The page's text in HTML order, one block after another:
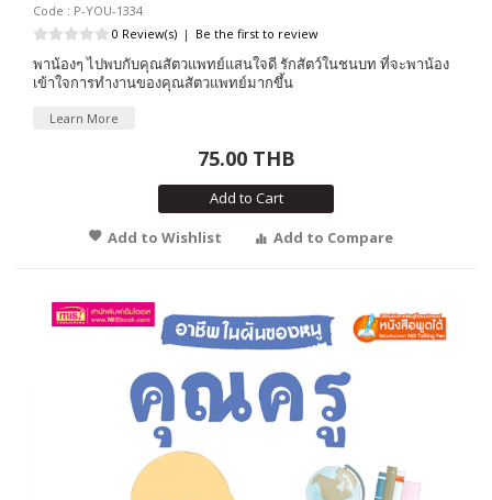
Code : P-YOU-1334
0 Review(s) | Be the first to review
พาน้องๆ ไปพบกับคุณสัตวแพทย์แสนใจดี รักสัตว์ในชนบท ที่จะพาน้อง
เข้าใจการทำงานของคุณสัตวแพทย์มากขึ้น
Learn More
75.00 THB
Add to Cart
Add to Wishlist
Add to Compare